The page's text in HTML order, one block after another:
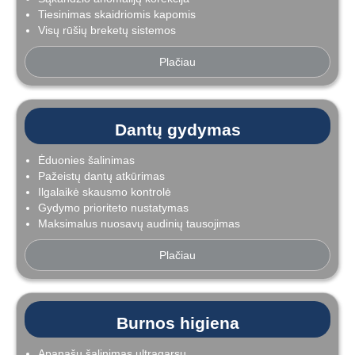
Tiesinimas skaidriomis kapomis
Visų rūšių breketų sistemos
Plačiau
Dantų gydymas
Ėduonies šalinimas
Pažeistų dantų atkūrimas
Ilgalaikė skausmo kontrolė
Gydymo prioriteto nustatymas
Maksimalus nuosavų audinių tausojimas
Plačiau
Burnos higiena